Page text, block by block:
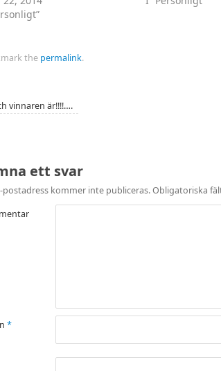
the permalink.
vinnaren är!!!!….
ett svar
postadress kommer inte publiceras.Obligatoriska
*